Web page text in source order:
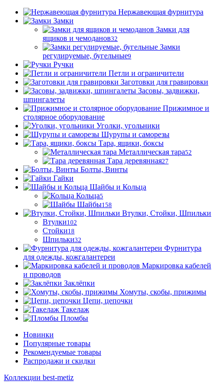
Нержавеющая фурнитура
Замки
Замки для
ящиков и чемоданов32
Замки
регулируемые, бугельные9
Ручки
Петли и ограничители
Заготовки для гравировки
Засовы, задвижки,
шпингалеты
Прижимное и
столярное оборудование
Уголки, угольники
Шурупы и саморезы
Тара, ящики, боксы
Металлическая тара52
Тара деревянная27
Болты, Винты
Гайки
Шайбы и Кольца
Кольца5
Шайбы158
Втулки, Стойки, Шпильки
Втулки102
Стойки18
Шпильки32
Фурнитура
для одежды, кожгалантереи
Маркировка кабелей
и проводов
Заклёпки
Хомуты, скобы, прижимы
Цепи, цепочки
Такелаж
Пломбы
Новинки
Популярные товары
Рекомендуемые товары
Распродажи и скидки
Коллекции best-metiz